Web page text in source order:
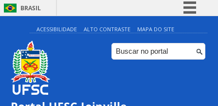
BRASIL
Simplifique!
Comunica BR
Participe
ACESSIBILIDADE ALTO CONTRASTE MAPA DO SITE